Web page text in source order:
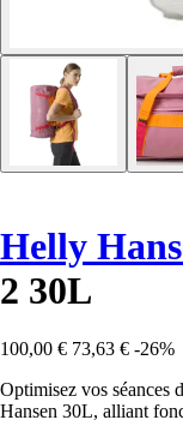
Helly
2 30L
100,00 € 73,63 € -26%
Optimisez vos séances
Hansen 30L, alliant